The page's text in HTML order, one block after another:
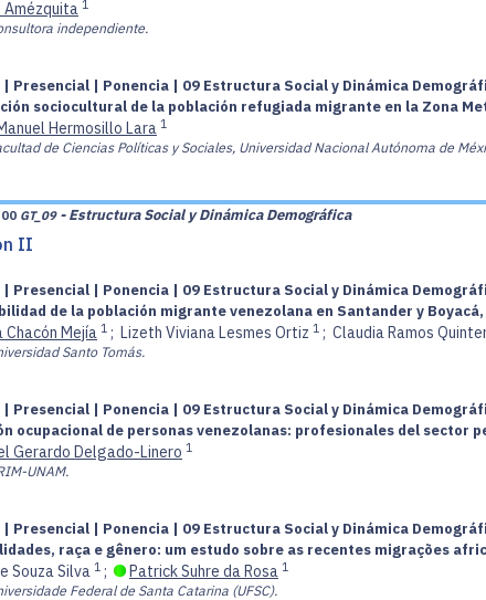
Amézquita 1
independiente.
Presencial | Ponencia | 09 Estructura Social y Dinámica
sociocultural de la población refugiada migrante en la Zona
Hermosillo Lara 1
de Ciencias Políticas y Sociales, Universidad Nacional Autónoma de
GT_09 - Estructura Social y Dinámica Demográfica
II
Presencial | Ponencia | 09 Estructura Social y Dinámica
de la población migrante venezolana en Santander y
Chacón Mejía 1 ; Lizeth Viviana Lesmes Ortiz 1 ; Claudia Ramos
Santo Tomás.
Presencial | Ponencia | 09 Estructura Social y Dinámica
ocupacional de personas venezolanas: profesionales del sector
Gerardo Delgado-Linero 1
UNAM.
Presencial | Ponencia | 09 Estructura Social y Dinámica
raça e gênero: um estudo sobre as recentes migrações
Souza Silva 1 ; Patrick Suhre da Rosa 1
Federal de Santa Catarina (UFSC).